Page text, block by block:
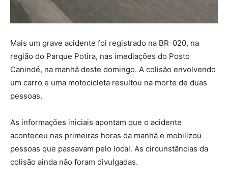
Mais um grave acidente foi registrado na BR-020, na
região do Parque Potira, nas imediações do Posto
Canindé, na manhã deste domingo. A colisão envolvendo
um carro e uma motocicleta resultou na morte de duas
pessoas.
As informações iniciais apontam que o acidente
aconteceu nas primeiras horas da manhã e mobilizou
pessoas que passavam pelo local. As circunstâncias da
colisão ainda não foram divulgadas.